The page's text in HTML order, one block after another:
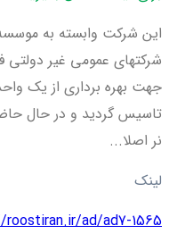
این شرکت وابسته به
جهت بهره برداری از یک
تاسیس گردید و در حال
نر اصلا...
لینک
ad/ad7-1565/